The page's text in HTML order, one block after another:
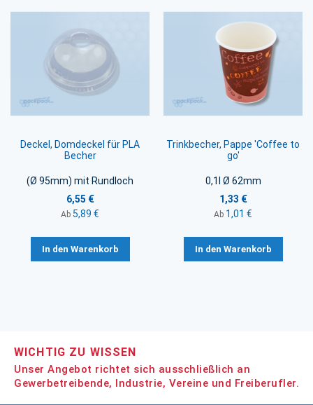
Deckel, Domdeckel für PLA
Becher
(Ø 95mm) mit Rundloch
6,55 €
Ab 5,89 €
In den Warenkorb
Trinkbecher, Pappe 'Coffee to
go'
0,1l Ø 62mm
1,33 €
Ab 1,01 €
In den Warenkorb
WICHTIG ZU WISSEN
Unser Angebot richtet sich ausschließlich an
Gewerbetreibende, Industrie, Vereine und Freiberufler.